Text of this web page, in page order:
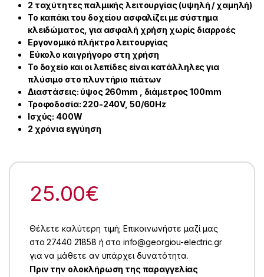
2 ταχύτητες παλμικής λειτουργίας (υψηλή / χαμηλή)
Το καπάκι του δοχείου ασφαλίζει με σύστημα
κλειδώματος, για ασφαλή χρήση χωρίς διαρροές
Εργονομικό πλήκτρο λειτουργίας
Εύκολο και γρήγορο στη χρήση
Το δοχείο και οι λεπίδες είναι κατάλληλες για
πλύσιμο στο πλυντήριο πιάτων
Διαστάσεις: ύψος 260mm , διάμετρος 100mm
Τροφοδοσία: 220-240V, 50/60Hz
Ισχύς: 400W
2 χρόνια εγγύηση
25.00€
Θέλετε καλύτερη τιμή; Επικοινωνήστε μαζί μας
στο 27440 21858 ή στο info@georgiou-electric.gr
για να μάθετε αν υπάρχει δυνατότητα.
Πριν την ολοκλήρωση της παραγγελίας